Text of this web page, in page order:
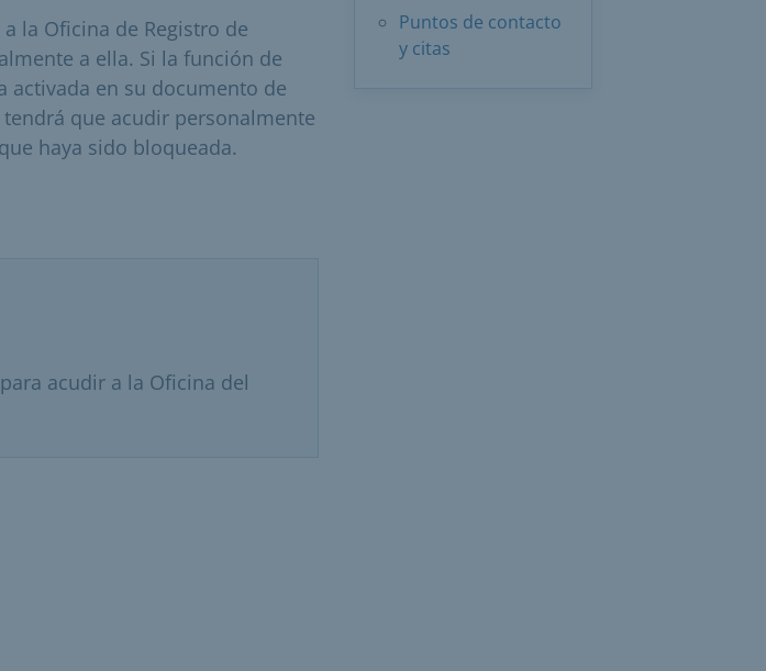
Puntos de contacto
y citas
la Oficina de Registro de
a ella. Si la función de
activada en su documento de
que acudir personalmente
haya sido bloqueada.
para acudir a la Oficina del